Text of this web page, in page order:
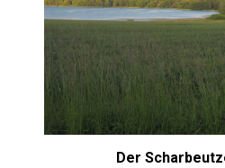
Der